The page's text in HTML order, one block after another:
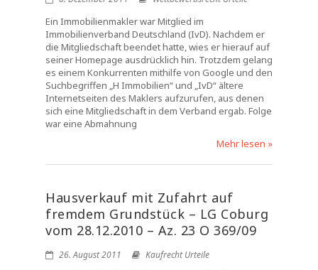
Ein Immobilienmakler war Mitglied im
Immobilienverband Deutschland (IvD). Nachdem er
die Mitgliedschaft beendet hatte, wies er hierauf auf
seiner Homepage ausdrücklich hin. Trotzdem gelang
es einem Konkurrenten mithilfe von Google und den
Suchbegriffen „H Immobilien“ und „IvD“ ältere
Internetseiten des Maklers aufzurufen, aus denen
sich eine Mitgliedschaft in dem Verband ergab. Folge
war eine Abmahnung
Mehr lesen »
Hausverkauf mit Zufahrt auf
fremdem Grundstück – LG Coburg
vom 28.12.2010 – Az. 23 O 369/09
26. August 2011 Kaufrecht Urteile